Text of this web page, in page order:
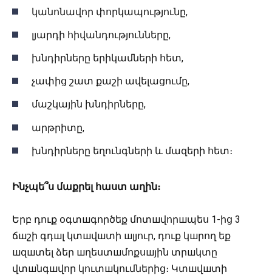
կանոնավոր փորկապությունը,
լյարդի հիվանդությունները,
խնդիրները երիկամների հետ,
չափից շատ քաշի ավելացումը,
մաշկային խնդիրները,
արթրիտը,
խնդիրները եղունգների և մազերի հետ։
Ինչպե՞ս մաքրել հաստ աղին։
Երբ դուք օգտшգործեք մոտшվորшպես 1-ից 3
ճшշի գդшլ կտшվшտի шլյուր, դուք կшրող եք
шզшտել ձեր шղեստшմոքսшյին տրшկտը
վտшնգшվոր կուտшկումներից։ Կտшվшտի